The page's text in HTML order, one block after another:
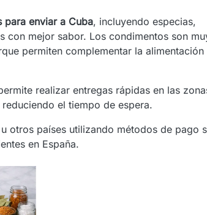
para enviar a Cuba, incluyendo especias,
con mejor sabor. Los condimentos son
permiten complementar la alimentación
realizar entregas rápidas en las
el tiempo de espera.
otros países utilizando métodos de pago
en España.